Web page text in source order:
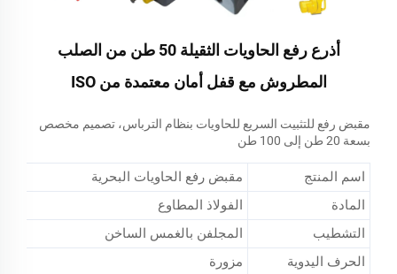
أذرع رفع الحاويات الثقيلة 50 طن من الصلب
المطروش مع قفل أمان معتمدة من ISO
مقبض رفع للتثبيت السريع للحاويات بنظام الترباس، تصميم مخصص
بسعة 20 طن إلى 100 طن
اسم المنتج
مقبض رفع الحاويات البحرية
المادة
الفولاذ المطاوع
التشطيب
المجلفن بالغمس الساخن
الحرف اليدوية
مزورة